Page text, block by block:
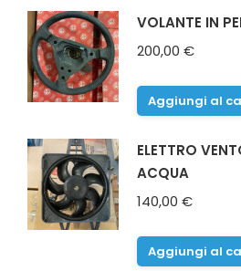
VOLANTE IN
200,00 €
Aggiungi al
ELETTRO
ACQUA
140,00 €
Aggiungi al